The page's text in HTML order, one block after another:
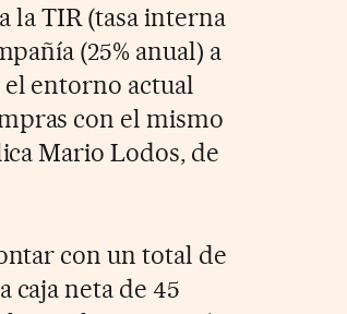
la TIR (tasa interna
(25% anual) a
entorno actual
con el mismo
Mario Lodos, de
con un total de
caja neta de 45